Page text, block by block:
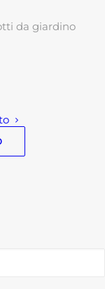
da giardino